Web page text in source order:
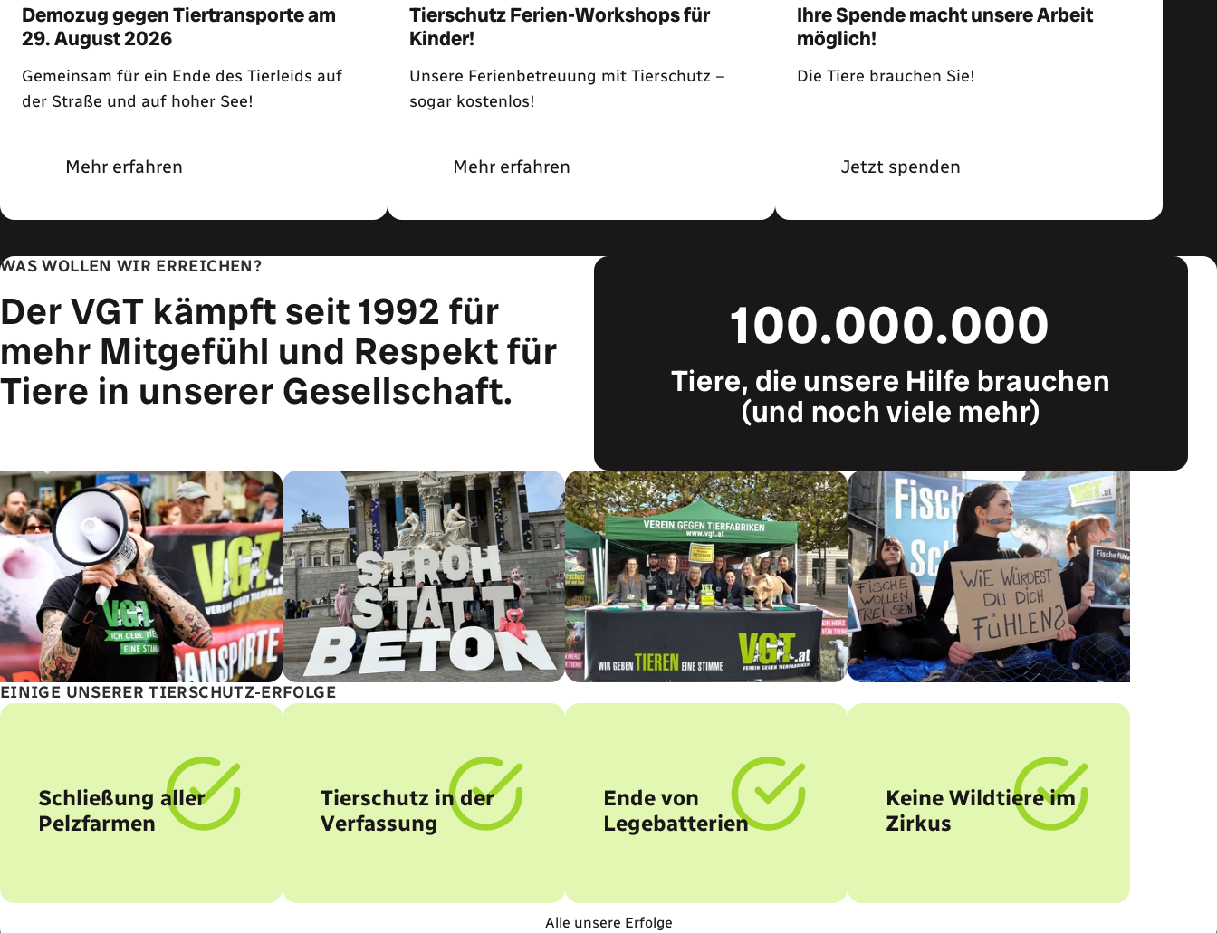
Demozug gegen Tiertransporte am
29. August 2026
Gemeinsam für ein Ende des Tierleids auf
der Straße und auf hoher See!
Mehr erfahren
Tierschutz Ferien-Workshops für
Kinder!
Unsere Ferienbetreuung mit Tierschutz –
sogar kostenlos!
Mehr erfahren
Ihre Spende macht unsere Arbeit
möglich!
Die Tiere brauchen Sie!
Jetzt spenden
WAS WOLLEN WIR ERREICHEN?
Der VGT kämpft seit 1992 für
mehr Mitgefühl und Respekt für
Tiere in unserer Gesellschaft.
100.000.000
Tiere, die unsere Hilfe brauchen
(und noch viele mehr)
EINIGE UNSERER TIERSCHUTZ-ERFOLGE
Schließung aller
Pelzfarmen
Tierschutz in der
Verfassung
Ende von
Legebatterien
Keine Wildtiere im
Zirkus
Alle unsere Erfolge